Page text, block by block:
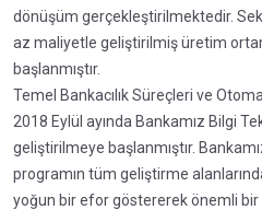
dönüşüm gerçekleştirilmektedir.
az maliyetle geliştirilmiş üretim
başlanmıştır.
Temel Bankacılık Süreçleri ve
2018 Eylül ayında Bankamız Bilgi
geliştirilmeye başlanmıştır.
programın tüm geliştirme
yoğun bir efor göstererek önemli bir